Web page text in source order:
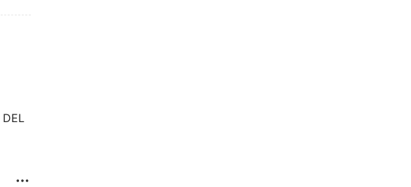
/ 50.4 in, Cintura: 109 cm / 43 in, Caderas: 138 cm / 54 in, Color: Blanco y Negro, Talla: 2XL